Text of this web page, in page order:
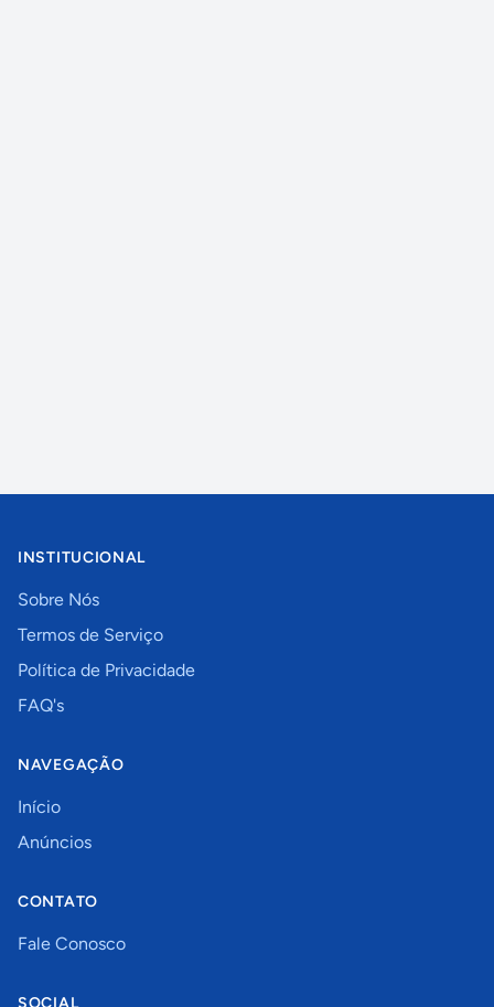
INSTITUCIONAL
Sobre Nós
Termos de Serviço
Política de Privacidade
FAQ's
NAVEGAÇÃO
Início
Anúncios
CONTATO
Fale Conosco
SOCIAL